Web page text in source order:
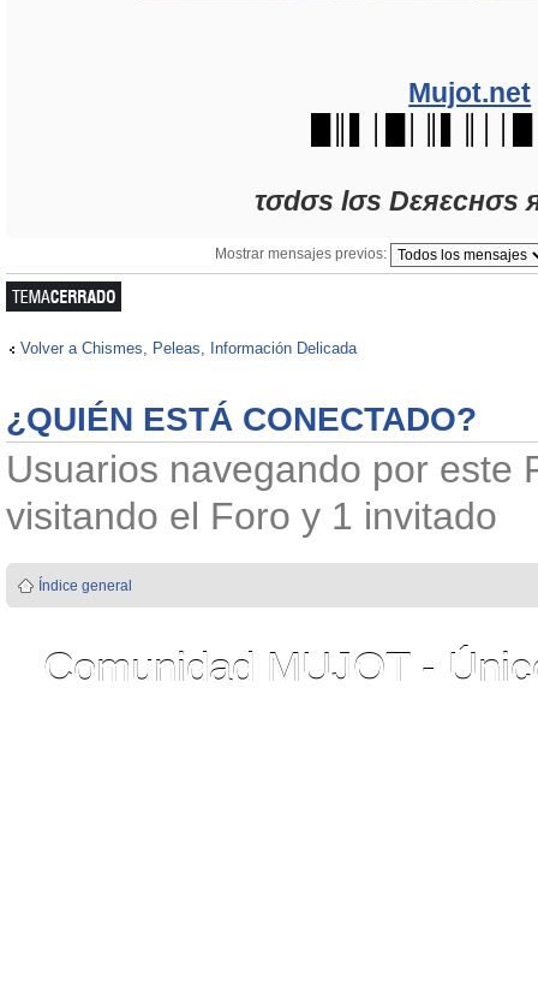
Mujot.net
τσdσs lσs Dεяεcнσs
Mostrar mensajes previos:
Tema cerrado
Volver a Chismes, Peleas, Información Delicada
¿QUIÉN ESTÁ CONECTADO?
Usuarios navegando por este
visitando el Foro y 1 invitado
Índice general
Comunidad MUJOT -